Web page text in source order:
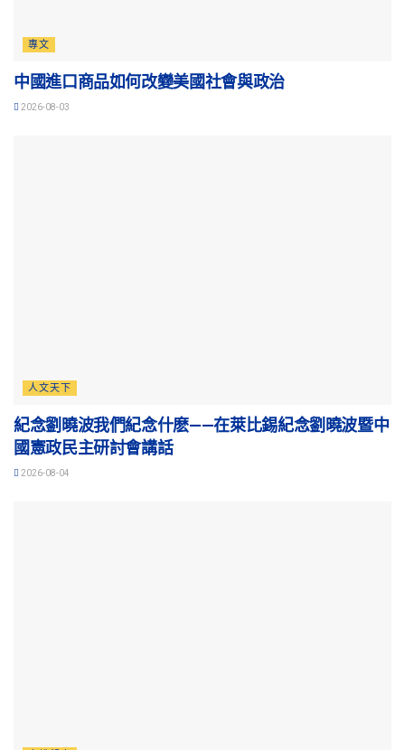
專文
中國進口商品如何改變美國社會與政治
2026-08-03
人文天下
紀念劉曉波我們紀念什麽——在萊比錫紀念劉曉波暨中
國憲政民主研討會講話
2026-08-04